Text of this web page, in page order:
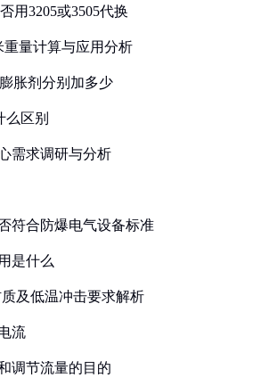
用3205或3505代换
重量计算与应用分析
胀剂分别加多少
么区别
需求调研与分析
符合防爆电气设备标准
是什么
及低温冲击要求解析
流
调节流量的目的